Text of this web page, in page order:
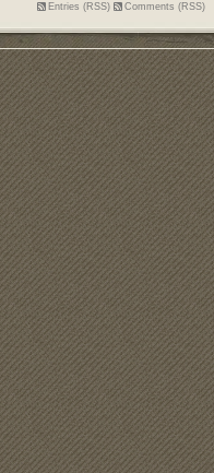
Entries (RSS)
Comments (RSS)